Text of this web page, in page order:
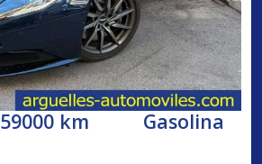
59000 km Gasolina